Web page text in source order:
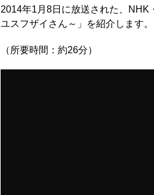
2014年1月8日に放送された、NHK
ユスフザイさん～」を紹介します。
（所要時間：約26分）